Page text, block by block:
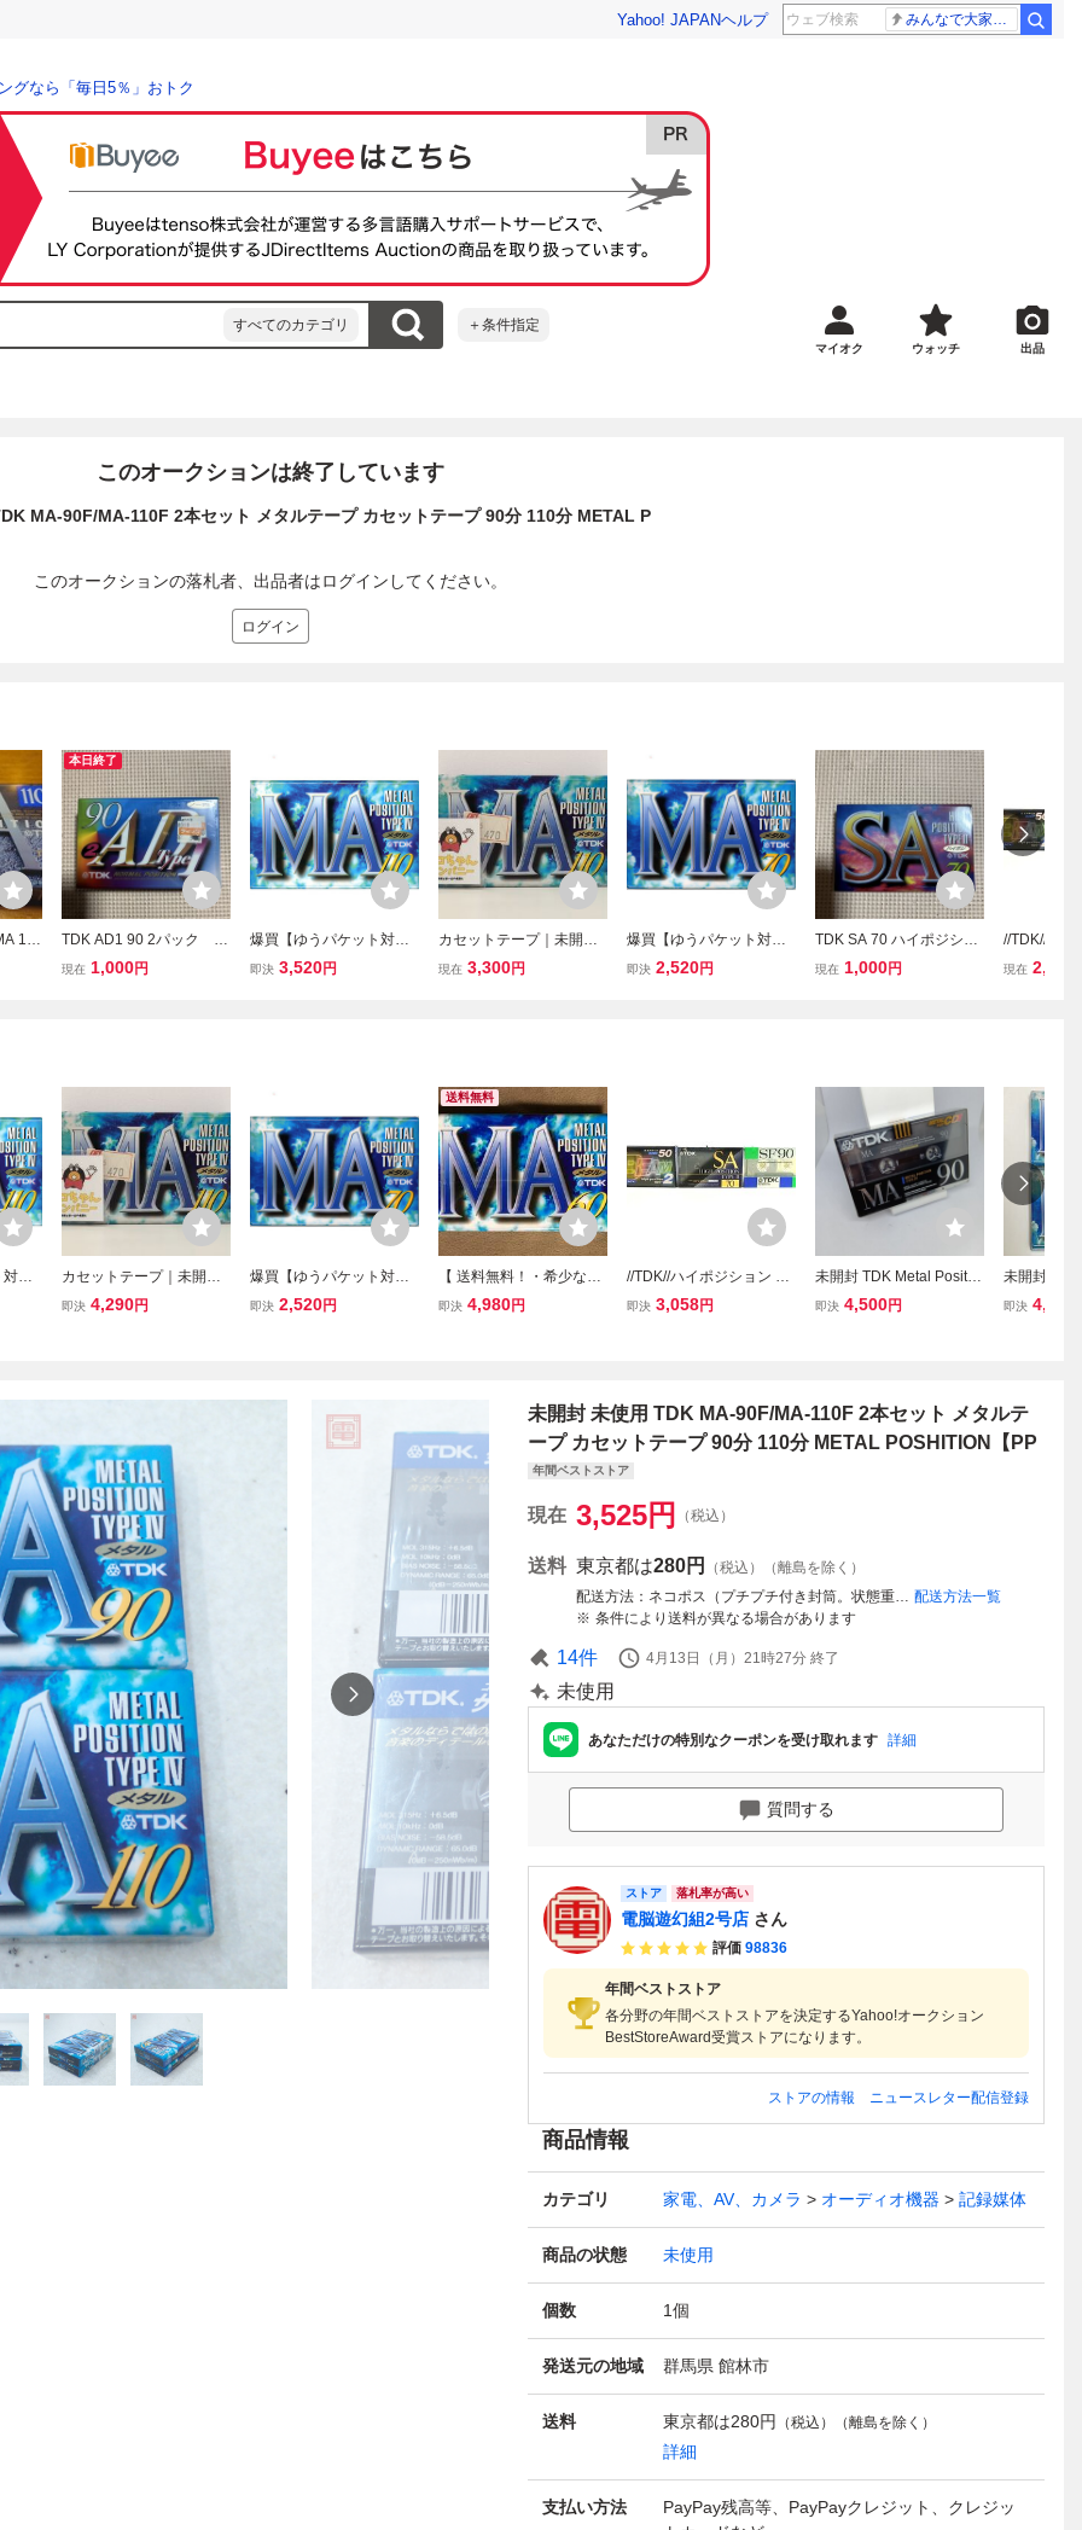
Yahoo! JAPANヘルプ みんなで大家さん 2881億円
グなら「毎日5％」おトク
すべてのカテゴリ ＋条件指定
マイオク ウォッチ 出品
このオークションは終了しています
MA-90F/MA-110F 2本セット メタルテープ カセットテープ 90分 110分 METAL P
このオークションの落札者、出品者はログインしてください。
ログイン
11
本日終了
TDK AD1 90 2パック ノ
ーマルポジション カセッ
現在 1,000円
爆買【ゆうパケット対
応】TDK カセットテープ
即決 3,520円
カセットテープ｜未開封
品｜TDK METAL POSITIO
現在 3,300円
爆買【ゆうパケット対
応】TDK カセットテープ
即決 2,520円
TDK SA 70 ハイポジショ
ン カセットテープ【未開
現在 1,000円
//TDK//ハイ
セットテー
現在 2,728
対
カセットテープ｜未開封
品｜TDK METAL POSITIO
即決 4,290円
爆買【ゆうパケット対
応】TDK カセットテープ
即決 2,520円
送料無料
【 送料無料！・希少な19
94年の最終モデル商品の
即決 4,980円
//TDK//ハイポジション カ
セットテープ 4本セット/5
即決 3,058円
未開封 TDK Metal Positio
n Type Ⅳ MA-90M カセッ
即決 4,500円
未開封 未
テープ tdk
即決 4,000
未開封 未使用 TDK MA-90F/MA-110F 2本セット メタルテ
ープ カセットテープ 90分 110分 METAL POSHITION【PP
年間ベストストア
現在 3,525円 （税込）
送料 東京都は280円
（税込）（離島を除く）
配送方法
ネコポス（プチプチ付き封筒。状態重視の方は宅急便をご選択ください。） 配送方法一覧
条件により送料が異なる場合があります
14件 4月13日（月）21時27分 終了
未使用
あなただけの特別なクーポンを受け取れます 詳細
質問する
ストア 落札率が高い
電脳遊幻組2号店 さん
評価 98836
年間ベストストア
各分野の年間ベストストアを決定するYahoo!オークション
BestStoreAward受賞ストアになります。
ストアの情報 ニュースレター配信登録
商品情報
カテゴリ 家電、AV、カメラ オーディオ機器 記録媒体
商品の状態 未使用
個数 1個
発送元の地域 群馬県 館林市
送料 東京都は280円 （税込）（離島を除く）
詳細
支払い方法
PayPay残高等、PayPayクレジット、クレジッ